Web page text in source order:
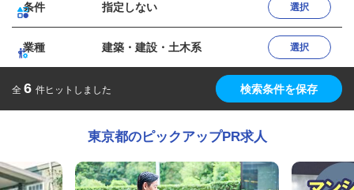
条件 指定しない 選択
業種 建築・建設・土木系 選択
全 6 件ヒットしました 検索条件を保存
東京都のピックアップPR求人